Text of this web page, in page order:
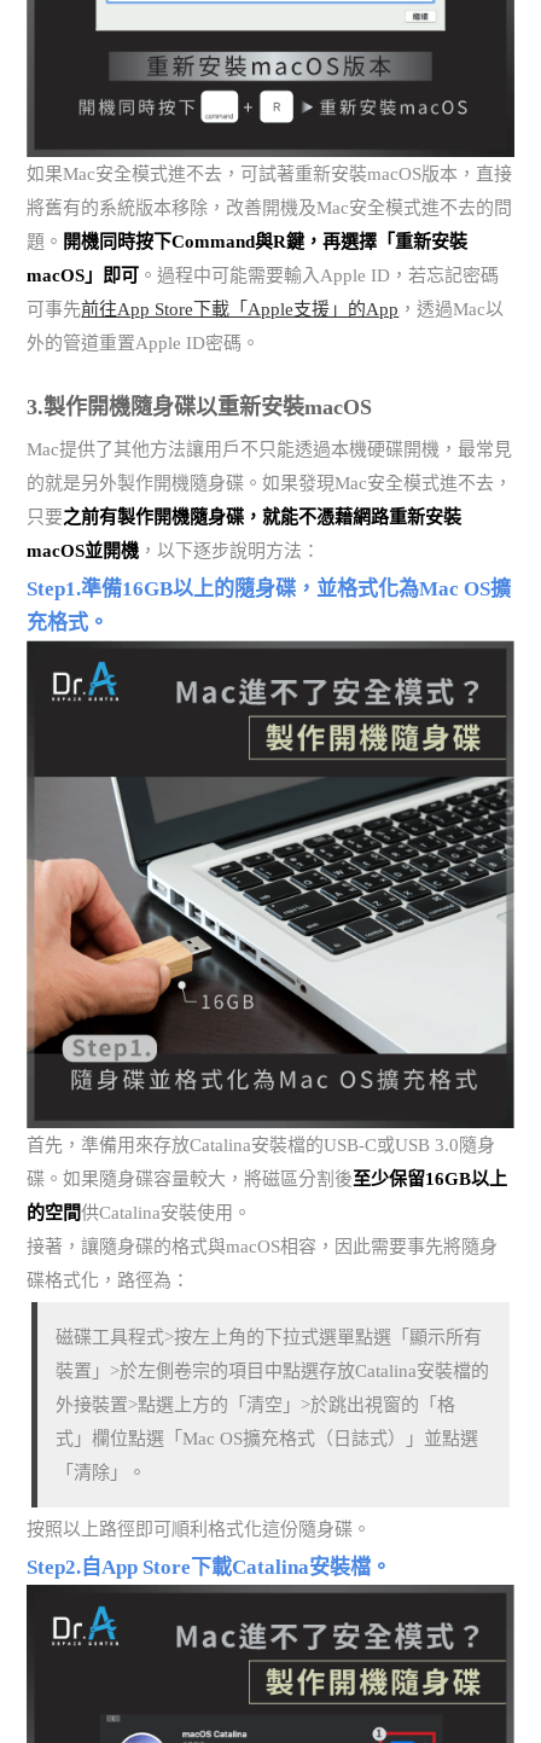
如果Mac安全模式進不去，可試著重新安裝macOS版本，直接
將舊有的系統版本移除，改善開機及Mac安全模式進不去的問
題。 開機同時按下Command與R鍵，再選擇「重新安裝
macOS」即可 。過程中可能需要輸入Apple ID，若忘記密碼
可事先前往App Store下載「Apple支援」的App ，透過Mac以
外的管道重置Apple ID密碼。
3.製作開機隨身碟以重新安裝macOS
Mac提供了其他方法讓用戶不只能透過本機硬碟開機，最常見
的就是另外製作開機隨身碟。如果發現Mac安全模式進不去，
只要之前有製作開機隨身碟，就能不憑藉網路重新安裝
macOS並開機 ，以下逐步說明方法：
Step1.準備16GB以上的隨身碟，並格式化為Mac OS擴
充格式。
首先，準備用來存放Catalina安裝檔的USB-C或USB 3.0隨身
碟。如果隨身碟容量較大，將磁區分割後至少保留16GB以上
的空間供Catalina安裝使用。
接著，讓隨身碟的格式與macOS相容，因此需要事先將隨身
碟格式化，路徑為：
磁碟工具程式>按左上角的下拉式選單點選「顯示所有
裝置」>於左側卷宗的項目中點選存放Catalina安裝檔的
外接裝置>點選上方的「清空」>於跳出視窗的「格
式」欄位點選「Mac OS擴充格式（日誌式）」並點選
「清除」。
按照以上路徑即可順利格式化這份隨身碟。
Step2.自App Store下載Catalina安裝檔。